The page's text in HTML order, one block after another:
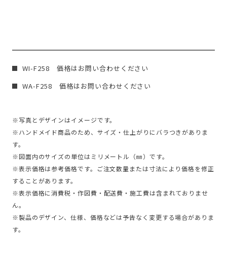
WI-F258 価格はお問い合わせください
WA-F258 価格はお問い合わせください
※写真とデザインはイメージです。
※ハンドメイド商品のため、サイズ・仕上がりにバラつきがありま
す。
※図面内のサイズの単位はミリメートル（㎜）です。
※表示価格は参考価格です。ご注文数量または寸法により価格を修正
することがあります。
※表示価格に消費税・作図費・配送費・施工費は含まれておりませ
ん。
※製品のデザイン、仕様、価格などは予告なく変更する場合がありま
す。